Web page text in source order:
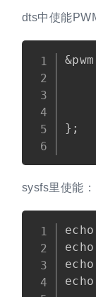
dts中使能
};
sysfs里使能：